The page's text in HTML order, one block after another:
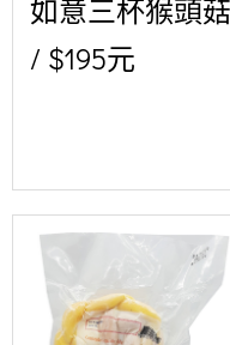
如意三杯猴頭菇
/ $195元